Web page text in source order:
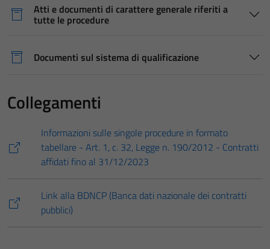
Atti e documenti di carattere generale riferiti a
tutte le procedure
Documenti sul sistema di qualificazione
Collegamenti
Informazioni sulle singole procedure in formato
tabellare - Art. 1, c. 32, Legge n. 190/2012 - Contratti
affidati fino al 31/12/2023
Link alla BDNCP (Banca dati nazionale dei contratti
pubblici)